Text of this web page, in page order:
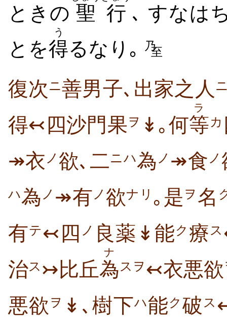
ときの 聖行 ､ すなは
とを得
う
るなり｡ 乃至
復次 ニ善男子､出家之人
得↢四沙門果ヲ ↡｡何等
ラ
カ
↠衣 ノ 欲､二ニハ為 ノ ↠食 ノ
ハ為 ノ ↠有 ノ 欲ナリ ｡是 ヲ 名
有テ ↢四 ノ 良薬↡能ク 療 ス
治ス ↣比丘為
ナ
スヲ ↢衣悪欲
悪欲 ヲ ↡､樹下ハ能ク 破 ス